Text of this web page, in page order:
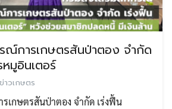
การเกษตรสันป่าตอง จำกัด
มูอินเตอร์
ข่าวเกษตร
เกษตรสันป่าตอง จำกัด เร่งฟื้น